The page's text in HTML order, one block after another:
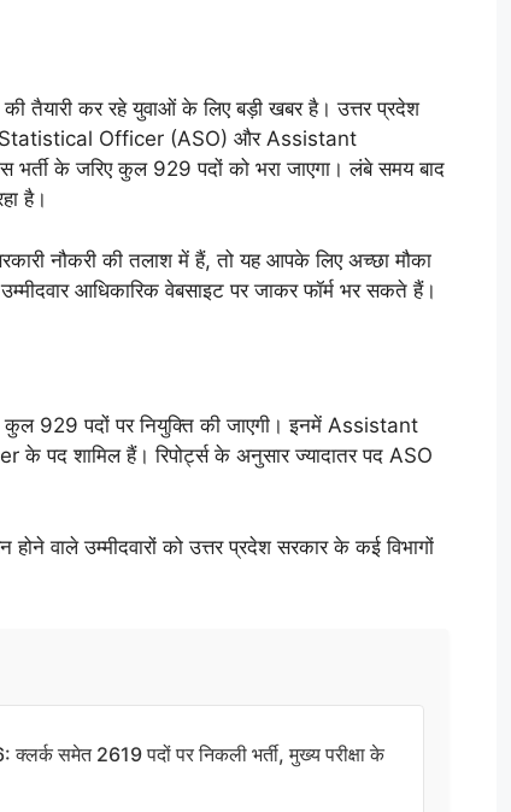
की तैयारी कर रहे युवाओं के लिए बड़ी खबर है। उत्तर प्रदेश
Statistical Officer (ASO) और Assistant
के जरिए कुल 929 पदों को भरा जाएगा। लंबे समय बाद
है।
नौकरी की तलाश में हैं, तो यह आपके लिए अच्छा मौका
आधिकारिक वेबसाइट पर जाकर फॉर्म भर सकते हैं।
929 पदों पर नियुक्ति की जाएगी। इनमें Assistant
शामिल हैं। रिपोर्ट्स के अनुसार ज्यादातर पद ASO
वाले उम्मीदवारों को उत्तर प्रदेश सरकार के कई विभागों
समेत 2619 पदों पर निकली भर्ती, मुख्य परीक्षा के